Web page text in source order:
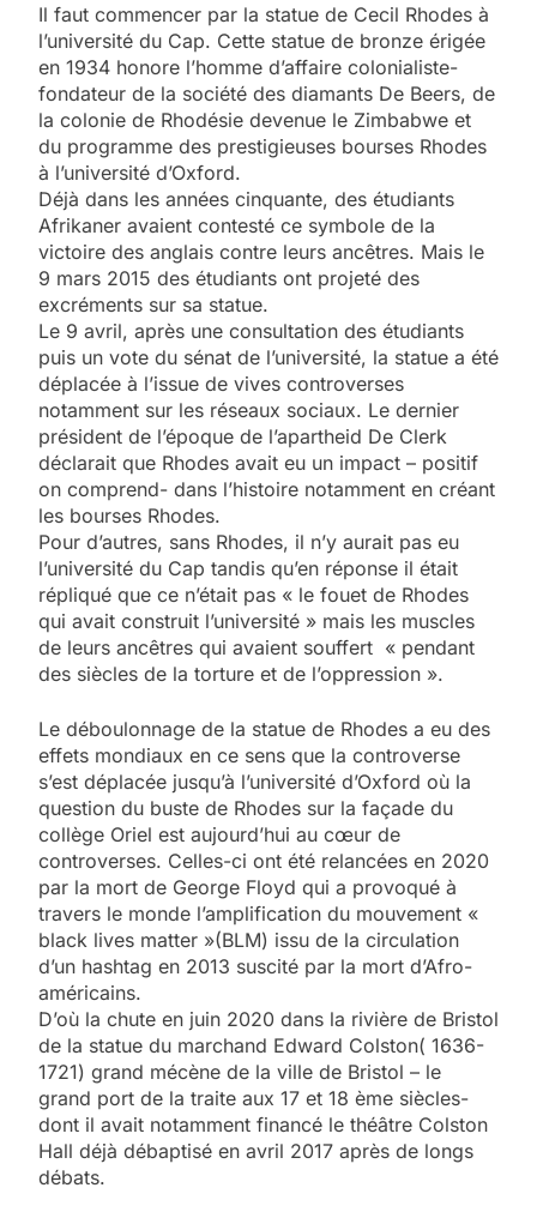
Il faut commencer par la statue de Cecil Rhodes à
l’université du Cap. Cette statue de bronze érigée
en 1934 honore l’homme d’affaire colonialiste-
fondateur de la société des diamants De Beers, de
la colonie de Rhodésie devenue le Zimbabwe et
du programme des prestigieuses bourses Rhodes
à l’université d’Oxford.
Déjà dans les années cinquante, des étudiants
Afrikaner avaient contesté ce symbole de la
victoire des anglais contre leurs ancêtres. Mais le
9 mars 2015 des étudiants ont projeté des
excréments sur sa statue.
Le 9 avril, après une consultation des étudiants
puis un vote du sénat de l’université, la statue a été
déplacée à l’issue de vives controverses
notamment sur les réseaux sociaux. Le dernier
président de l’époque de l’apartheid De Clerk
déclarait que Rhodes avait eu un impact – positif
on comprend- dans l’histoire notamment en créant
les bourses Rhodes.
Pour d’autres, sans Rhodes, il n’y aurait pas eu
l’université du Cap tandis qu’en réponse il était
répliqué que ce n’était pas « le fouet de Rhodes
qui avait construit l’université » mais les muscles
de leurs ancêtres qui avaient souffert « pendant
des siècles de la torture et de l’oppression ».
Le déboulonnage de la statue de Rhodes a eu des
effets mondiaux en ce sens que la controverse
s’est déplacée jusqu’à l’université d’Oxford où la
question du buste de Rhodes sur la façade du
collège Oriel est aujourd’hui au cœur de
controverses. Celles-ci ont été relancées en 2020
par la mort de George Floyd qui a provoqué à
travers le monde l’amplification du mouvement «
black lives matter »(BLM) issu de la circulation
d’un hashtag en 2013 suscité par la mort d’Afro-
américains.
D’où la chute en juin 2020 dans la rivière de Bristol
de la statue du marchand Edward Colston( 1636-
1721) grand mécène de la ville de Bristol – le
grand port de la traite aux 17 et 18 ème siècles-
dont il avait notamment financé le théâtre Colston
Hall déjà débaptisé en avril 2017 après de longs
débats.